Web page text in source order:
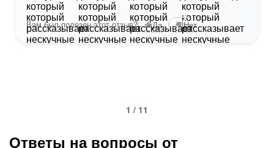
+1
Вам был полезен этот отзыв? Да Нет
1 / 11
Ответы на вопросы от